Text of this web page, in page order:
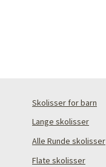
Skolisser for barn
Lange skolisser
Alle Runde skolisser
Flate skolisser